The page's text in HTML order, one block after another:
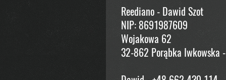
Reediano - Dawid Szot
NIP: 8691987609
Wojakowa 62
32-862 Porąbka Iwkowska